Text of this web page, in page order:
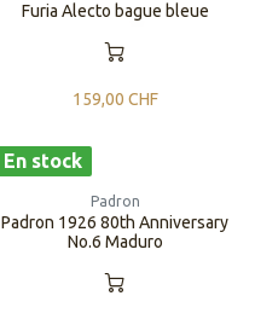
Furia Alecto bague bleue
159,00 CHF
En stock
Padron
Padron 1926 80th Anniversary
No.6 Maduro